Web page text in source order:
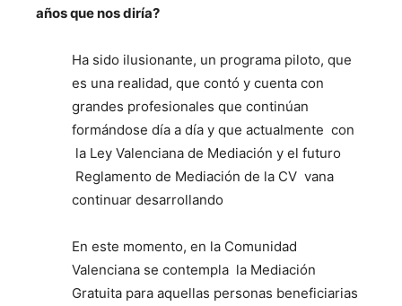
años que nos diría?
Ha sido ilusionante, un programa piloto, que
es una realidad, que contó y cuenta con
grandes profesionales que continúan
formándose día a día y que actualmente con
la Ley Valenciana de Mediación y el futuro
Reglamento de Mediación de la CV vana
continuar desarrollando
En este momento, en la Comunidad
Valenciana se contempla la Mediación
Gratuita para aquellas personas beneficiarias